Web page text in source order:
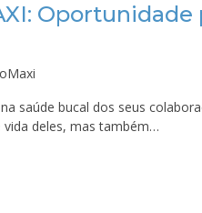
Oportunidade
saúde bucal dos seus
deles, mas também…